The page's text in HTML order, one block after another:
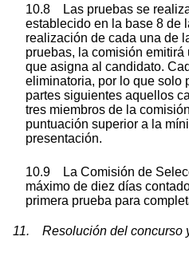
10.8 Las pruebas se
establecido en la base 8 de
realización de cada una de
pruebas, la comisión
que asigna al candidato.
eliminatoria, por lo que solo
partes siguientes aquellos
tres miembros de la
puntuación superior a la
presentación.
10.9 La Comisión de
máximo de diez días
primera prueba para
11. Resolución del concurso